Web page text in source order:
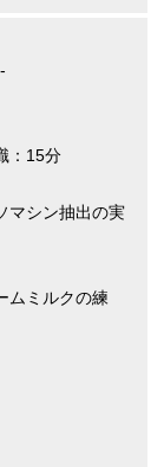
：15分
マシン抽出の実
ムミルクの練